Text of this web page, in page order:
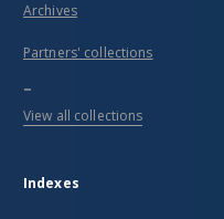
Archives
Partners' collections
...
View all collections
Indexes